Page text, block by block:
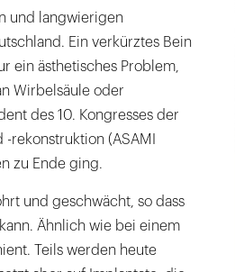
und langwierigen
Ein verkürztes Bein
ein ästhetisches Problem,
Wirbelsäule oder
des 10. Kongresses der
rekonstruktion (ASAMI
zu Ende ging.
und geschwächt, so dass
Ähnlich wie bei einem
Teils werden heute